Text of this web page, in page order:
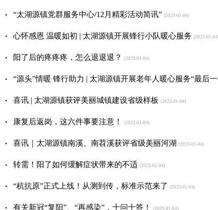
· “太湖源镇党群服务中心/12月精彩活动简讯” (2023-01-04)
· 心怀感恩 温暖如初 | 太湖源镇开展锋行小队暖心服务 (2023-01-
· 阳了后的疼疼疼，怎么退退退？ (2023-01-04)
· “源头”情暖 锋行助力 | 太湖源镇开展老年人暖心服务“最后
· 喜讯 | 太湖源镇获评美丽城镇建设省级样板 (2023-01-04)
· 康复后返岗，这六件事要注意！ (2023-01-04)
· 喜讯｜太湖源镇南溪、南苕溪获评省级美丽河湖 (2023-01-04)
· 转需！阳了如何缓解症状带来的不适 (2023-01-04)
· “杭抗原”正式上线！从测到传，标准示范来了 (2023-01-04)
有关新冠“复阳”、“再感染”，十问十答！ (2023-01-04)